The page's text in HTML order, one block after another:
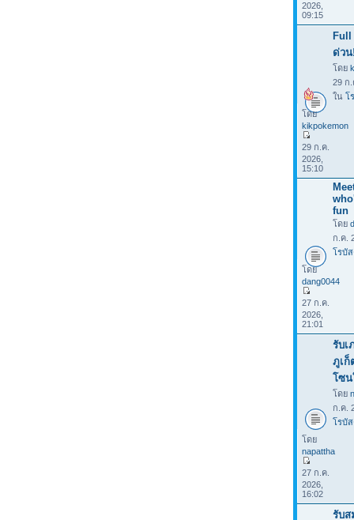
2026,
09:15
Full
ด่ว
โดย
29 ก.
ใน โ
โดย
kikpokemon
29 ก.ค.
2026,
15:10
fun
โดย
ก.ค.
โรบั
โดย
dang0044
27 ก.ค.
2026,
21:01
รับเ
ภูเก็
โซน
โดย
ก.ค.
โรบั
โดย
napattha
27 ก.ค.
2026,
16:02
รับส